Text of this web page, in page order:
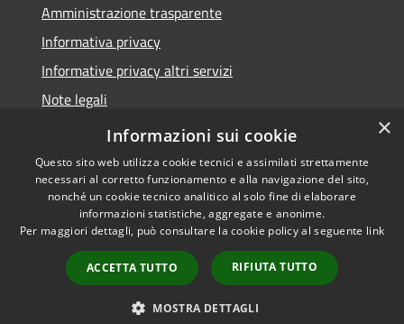
Amministrazione trasparente
Informativa privacy
Informative privacy altri servizi
Note legali
Dichiarazione di accessibilità
Accessibilità
Copyright © 2026 • Comune di
San Giovanni Lupatoto •
Powered byMunicipium
Accesso redazione
×
Informazioni sui cookie
Questo sito web utilizza cookie tecnici e assimilati strettamente
necessari al corretto funzionamento e alla navigazione del sito,
nonché un cookie tecnico analitico al solo fine di elaborare
informazioni statistiche, aggregate e anonime.
Per maggiori dettagli, può consultare la cookie policy al seguente link
ACCETTA TUTTO RIFIUTA TUTTO
MOSTRA DETTAGLI